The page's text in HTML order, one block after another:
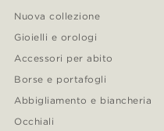
Nuova collezione
Gioielli e orologi
Accessori per abito
Borse e portafogli
Abbigliamento e biancheria
Occhiali